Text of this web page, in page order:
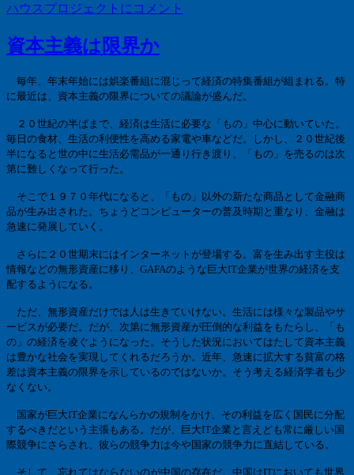
ハウスプロジェクトに コメント
資本主義は限界か
毎年、年末年始には娯楽番組に混じって経済の特集番組が組まれる。特
に最近は、資本主義の限界についての議論が盛んだ。
２０世紀の半ばまで、経済は生活に必要な「もの」中心に動いていた。
毎日の食材、生活の利便性を高める家電や車などだ。しかし、２０世紀後
半になると世の中に生活必需品が一通り行き渡り、「もの」を売るのは次
第に難しくなって行った。
そこで１９７０年代になると、「もの」以外の新たな商品として金融商
品が生み出された。ちょうどコンピューターの普及時期と重なり、金融は
急速に発展していく。
さらに２０世期末にはインターネットが登場する。富を生み出す主役は
情報などの無形資産に移り、 GAFAのような巨大IT企業が世界の経済を支
配するようになる。
ただ、無形資産だけでは人は生きていけない。生活には様々な製品やサ
ービスが必要だ。だが、次第に無形資産が圧倒的な利益をもたらし、「も
の」の経済を凌ぐようになった。そうした状況においてはたして資本主義
は豊かな社会を実現してくれるだろうか。近年、急速に拡大する貧富の格
差は資本主義の限界を示しているのではないか。そう考える経済学者も少
なくない。
国家が巨大IT企業になんらかの規制をかけ、その利益を広く国民に分配
するべきだという主張もある。だが、巨大IT企業と言えども常に厳しい国
際競争にさらされ、彼らの競争力は今や国家の競争力に直結している。
そして、忘れてはならないのが中国の存在だ。中国はITにおいても世界